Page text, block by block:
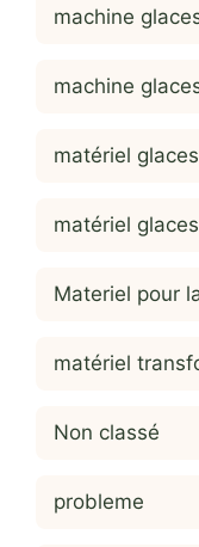
machine
machine
matériel
matériel
Materiel pour
matériel
Non classé
probleme